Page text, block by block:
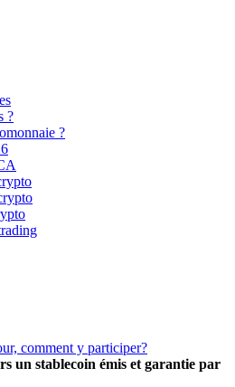
?
?
un stablecoin émis et garantie par